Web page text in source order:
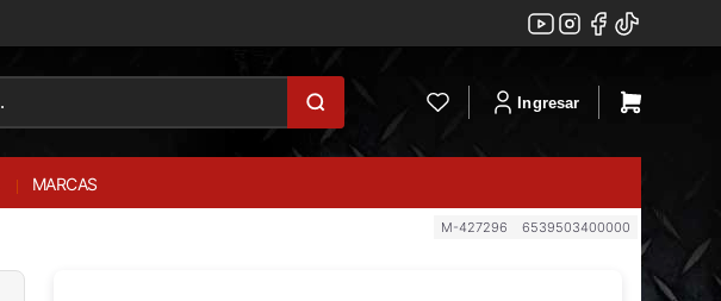
Ingresar
MARCAS
M-427296 6539503400000